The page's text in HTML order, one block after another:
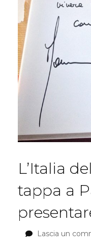
L’Italia
tappa a
Lascia un